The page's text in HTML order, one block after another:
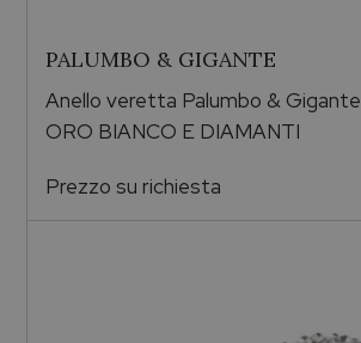
PALUMBO & GIGANTE
Anello veretta Palumbo & Gigante
ORO BIANCO E DIAMANTI
Prezzo su richiesta